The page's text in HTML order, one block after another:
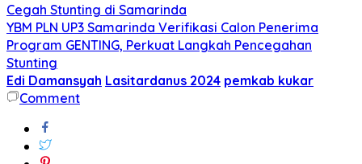
Cegah Stunting di Samarinda
YBM PLN UP3 Samarinda Verifikasi Calon Penerima
Program GENTING, Perkuat Langkah Pencegahan
Stunting
Edi Damansyah Lasitardanus 2024 pemkab kukar
Comment